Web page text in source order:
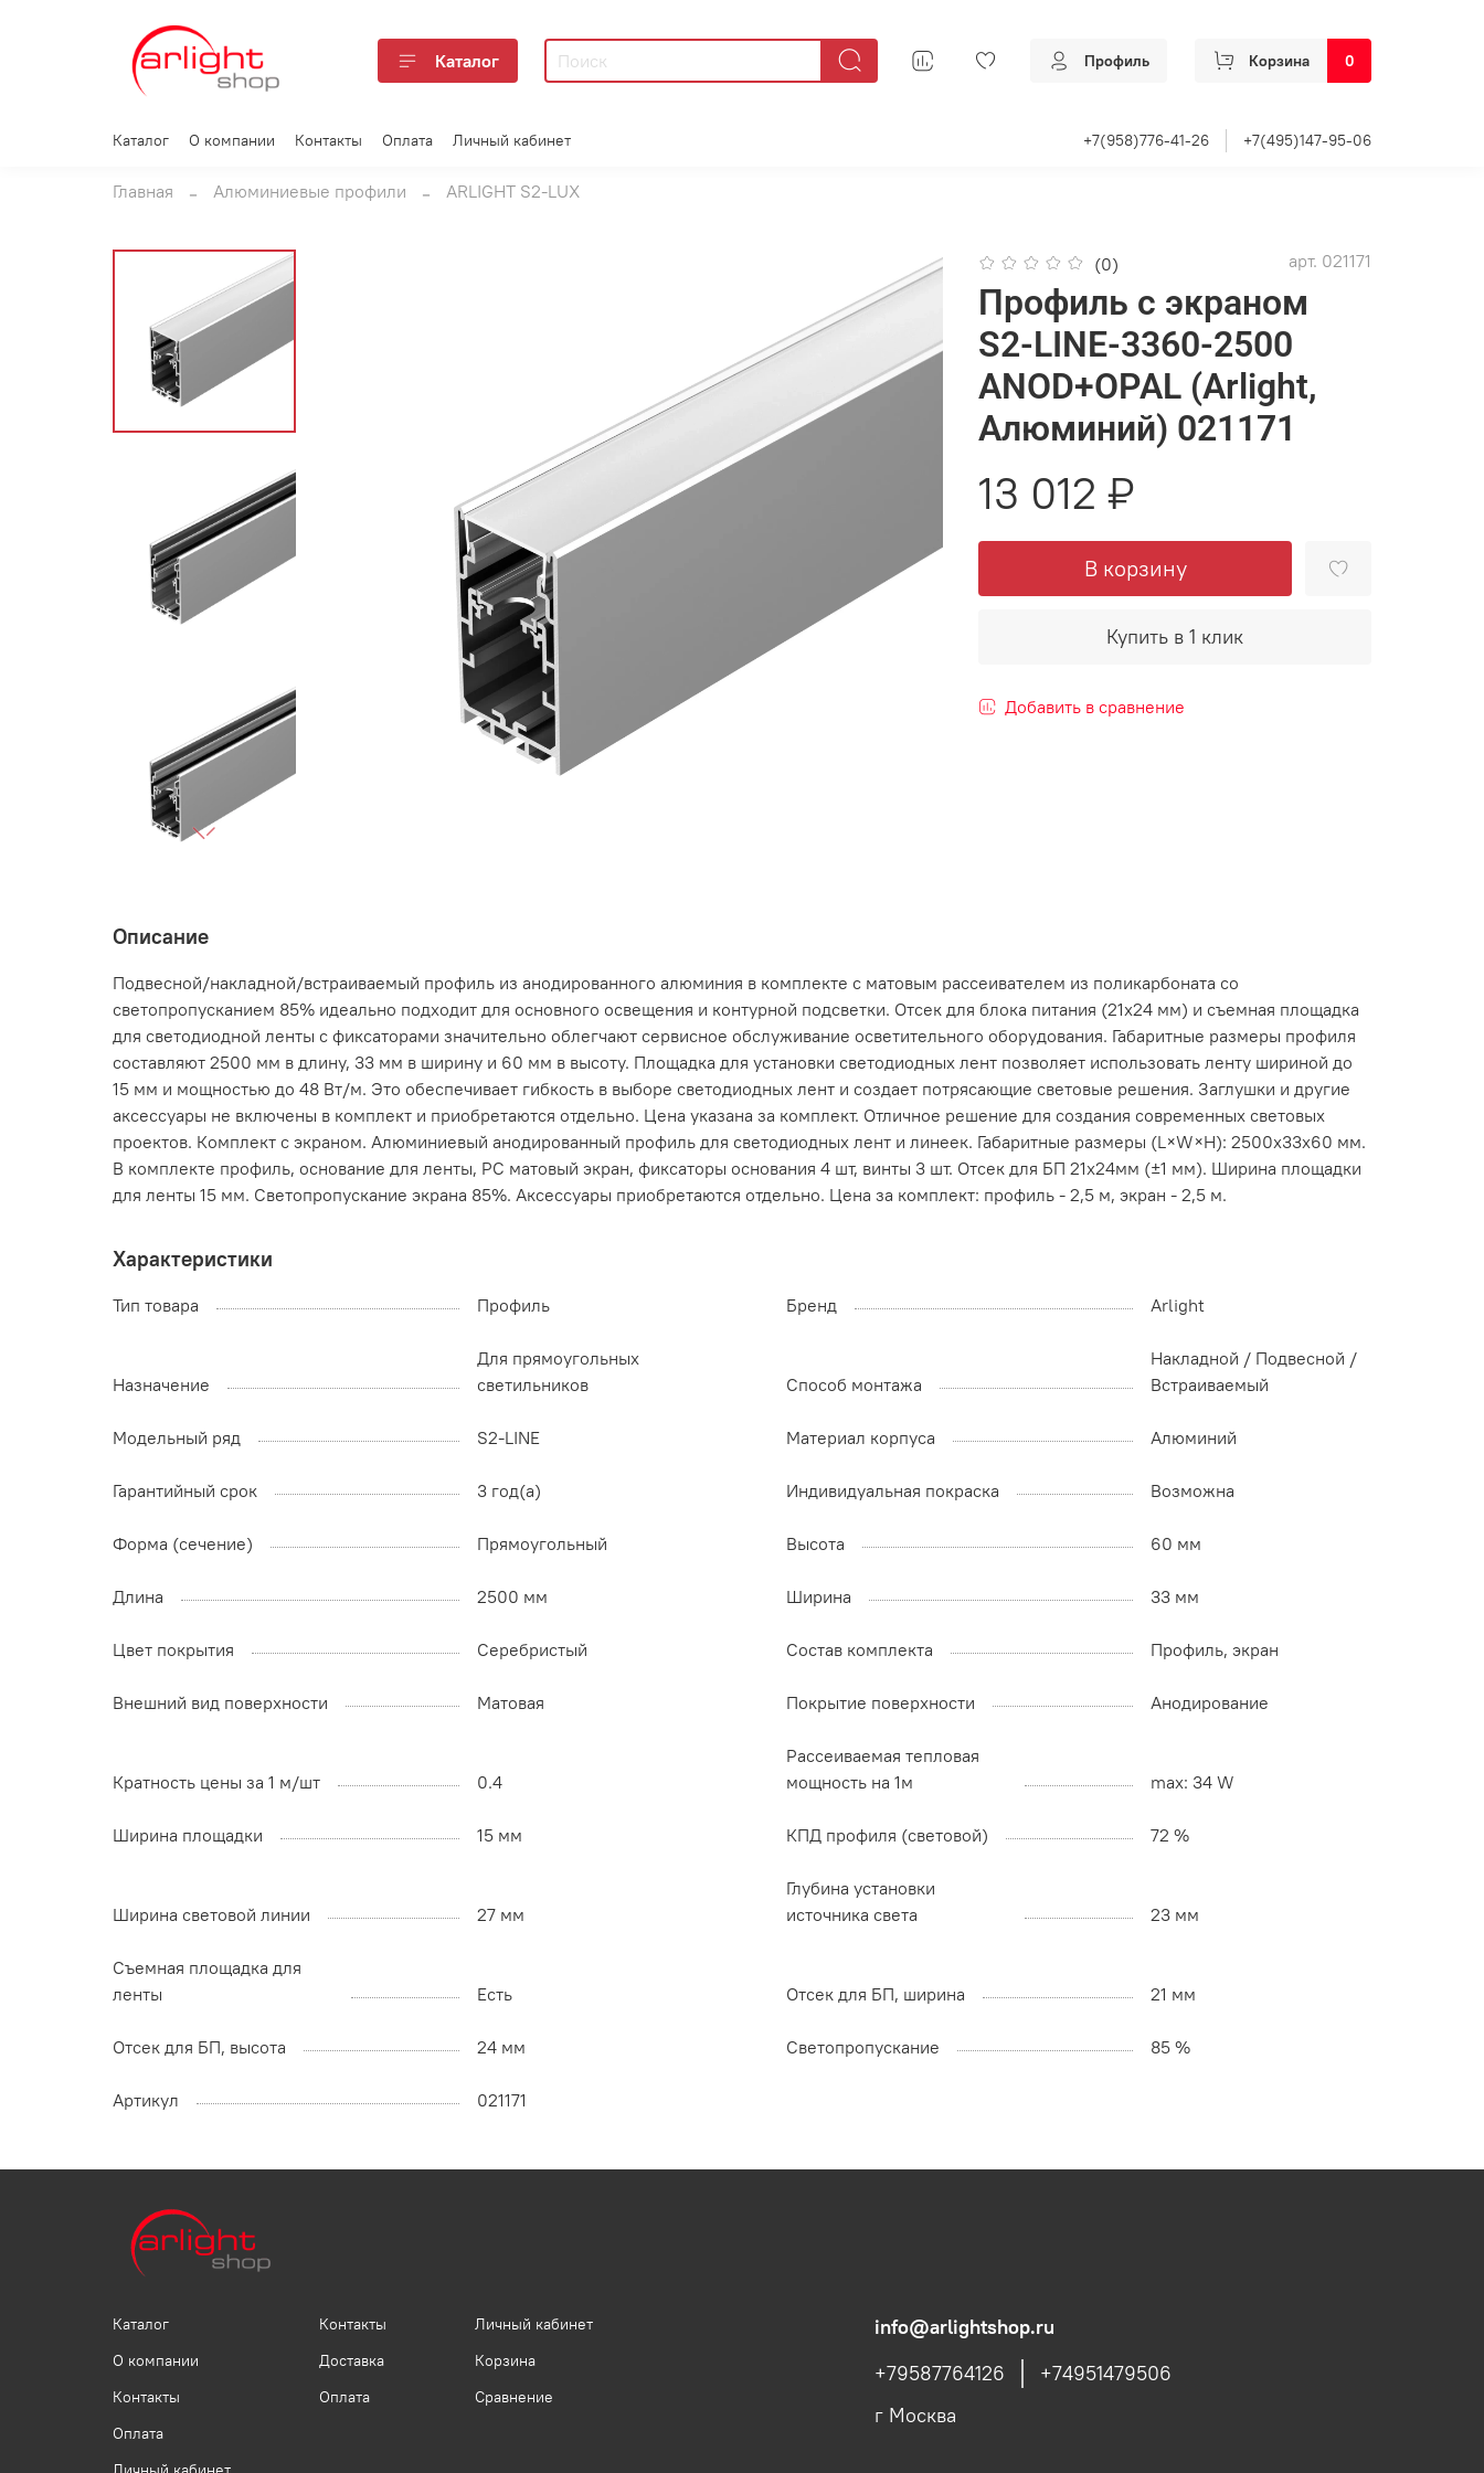
Каталог Профиль Корзина 0
Каталог О компании Контакты Оплата Личный кабинет +7(958)776-41-26 +7(495)147-95-06
Главная Алюминиевые профили ARLIGHT S2-LUX
(0) арт. 021171
Профиль с экраном
S2-LINE-3360-2500
ANOD+OPAL (Arlight,
Алюминий) 021171
13 012 ₽
В корзину
Купить в 1 клик
Добавить в сравнение
Описание
Подвесной/накладной/встраиваемый профиль из анодированного алюминия в комплекте с матовым рассеивателем из поликарбоната со
светопропусканием 85% идеально подходит для основного освещения и контурной подсветки. Отсек для блока питания (21х24 мм) и съемная площадка
для светодиодной ленты с фиксаторами значительно облегчают сервисное обслуживание осветительного оборудования. Габаритные размеры профиля
составляют 2500 мм в длину, 33 мм в ширину и 60 мм в высоту. Площадка для установки светодиодных лент позволяет использовать ленту шириной до
15 мм и мощностью до 48 Вт/м. Это обеспечивает гибкость в выборе светодиодных лент и создает потрясающие световые решения. Заглушки и другие
аксессуары не включены в комплект и приобретаются отдельно. Цена указана за комплект. Отличное решение для создания современных световых
проектов. Комплект с экраном. Алюминиевый анодированный профиль для светодиодных лент и линеек. Габаритные размеры (L×W×H): 2500x33x60 мм.
В комплекте профиль, основание для ленты, PC матовый экран, фиксаторы основания 4 шт, винты 3 шт. Отсек для БП 21х24мм (±1 мм). Ширина площадки
для ленты 15 мм. Светопропускание экрана 85%. Аксессуары приобретаются отдельно. Цена за комплект: профиль - 2,5 м, экран - 2,5 м.
Характеристики
Тип товара Профиль Бренд Arlight
Назначение
Для прямоугольных
светильников
Способ монтажа
Накладной / Подвесной /
Встраиваемый
Модельный ряд S2-LINE Материал корпуса Алюминий
Гарантийный срок 3 год(а) Индивидуальная покраска Возможна
Форма (сечение) Прямоугольный Высота 60 мм
Длина 2500 мм Ширина 33 мм
Цвет покрытия Серебристый Состав комплекта Профиль, экран
Внешний вид поверхности Матовая Покрытие поверхности Анодирование
Кратность цены за 1 м/шт 0.4
Рассеиваемая тепловая
мощность на 1м
max: 34 W
Ширина площадки 15 мм КПД профиля (cветовой) 72 %
Ширина световой линии 27 мм
Глубина установки
источника света
23 мм
Съемная площадка для
ленты
Есть Отсек для БП, ширина 21 мм
Отсек для БП, высота 24 мм Светопропускание 85 %
Артикул 021171
Каталог
О компании
Контакты
Оплата
Контакты
Доставка
Оплата
Личный кабинет
Корзина
Сравнение
info@arlightshop.ru
+79587764126
+74951479506
г Москва